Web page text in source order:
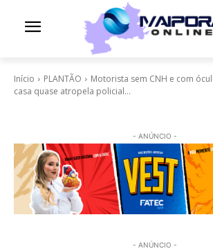
Início PLANTÃO
Motorista sem CNH e com
casa quase atropela policial...
- ANÚNCIO -
- ANÚNCIO -